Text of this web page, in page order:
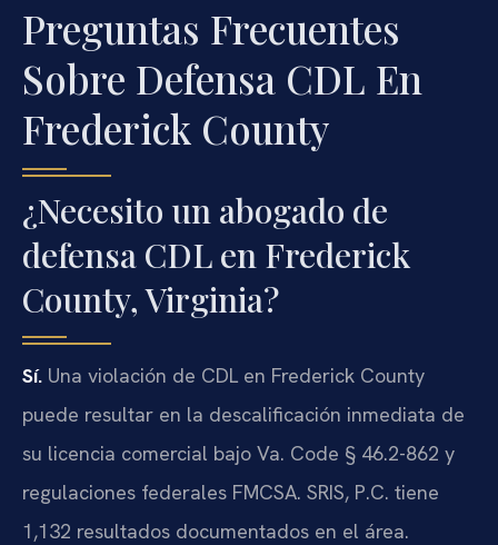
Preguntas Frecuentes
Sobre Defensa CDL En
Frederick County
¿Necesito un abogado de
defensa CDL en Frederick
County, Virginia?
Sí. Una violación de CDL en Frederick County
puede resultar en la descalificación inmediata de
su licencia comercial bajo Va. Code § 46.2-862 y
regulaciones federales FMCSA. SRIS, P.C. tiene
1,132 resultados documentados en el área.